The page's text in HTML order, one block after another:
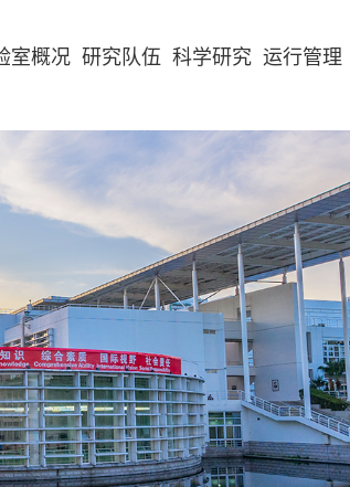
室概况 研究队伍 科学研究 运行管理